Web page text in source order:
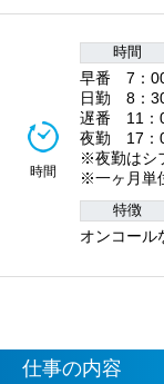
時間
時間
早番 7：00
日勤 8：30
遅番 11：
夜勤 17：
※夜勤はシ
※一ヶ月単
特徴
オンコール
仕事の内容